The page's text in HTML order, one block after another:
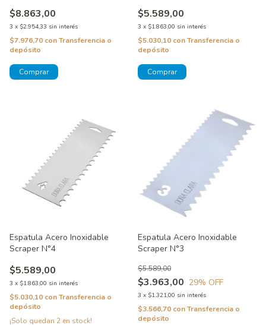
$8.863,00
3 x $2.954,33 sin interés
$7.976,70 conTransferencia o
depósito
$5.589,00
3 x $1.863,00 sin interés
$5.030,10 conTransferencia o
depósito
Espatula Acero Inoxidable
Scraper N°4
$5.589,00
3 x $1.863,00 sin interés
$5.030,10 conTransferencia o
depósito
¡Solo quedan 2 en stock!
Espatula Acero Inoxidable
Scraper N°3
$3.963,00
$5.589,00
29% OFF
3 x $1.321,00 sin interés
$3.566,70 conTransferencia o
depósito